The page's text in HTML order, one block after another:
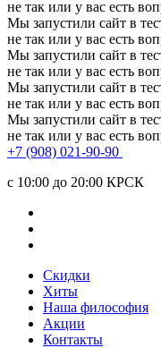
не так или у вас есть
Мы запустили сайт в
не так или у вас есть
Мы запустили сайт в
не так или у вас есть
Мы запустили сайт в
не так или у вас есть
Мы запустили сайт в
не так или у вас есть
+7 (908) 021-90-90
c 10:00 до 20:00 КРСК
Скидки
Хиты
Наша философия
Акции
Контакты